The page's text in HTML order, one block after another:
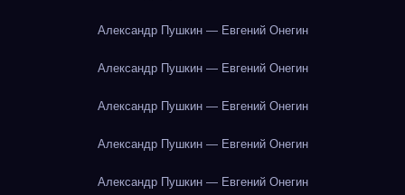
Александр Пушкин — Евгений Онегин
Александр Пушкин — Евгений Онегин
Александр Пушкин — Евгений Онегин
Александр Пушкин — Евгений Онегин
Александр Пушкин — Евгений Онегин